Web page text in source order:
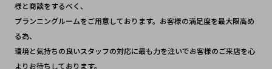
様と商談をするべく、
プランニングルームをご用意しております。お客様の満足度を最大限高め
る為、
環境と気持ちの良いスタッフの対応に最も力を注いでお客様のご来店を心
よりお待ちしております。